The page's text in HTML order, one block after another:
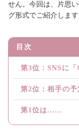
せん。今回は、片思
グ形式でご紹介します
目次
第3位：SNSに
第2位：相手の
第1位は......